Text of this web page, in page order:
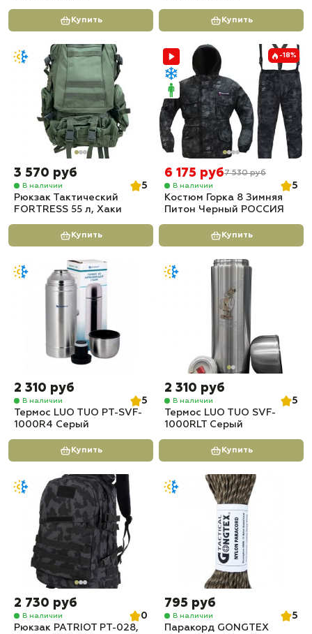
Купить Купить
3 570 руб
В наличии
5
Рюкзак Тактический
FORTRESS 55 л, Хаки
Купить
-18%
6 175 руб7 530 руб
В наличии
5
Костюм Горка 8 Зимняя
Питон Черный РОССИЯ
Купить
2 310 руб
В наличии
5
Термос LUO TUO PT-SVF-
1000R4 Серый
Купить
2 310 руб
В наличии
5
Термос LUO TUO SVF-
1000RLT Серый
Купить
2 730 руб
В наличии
0
Рюкзак PATRIOT РТ-028,
795 руб
В наличии
5
Паракорд GONGTEX